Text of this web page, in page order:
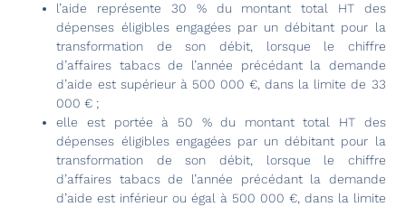
l’aide représente 30 % du montant total HT des
dépenses éligibles engagées par un débitant pour la
transformation de son débit, lorsque le chiffre
d’affaires tabacs de l’année précédant la demande
d’aide est supérieur à 500 000 €, dans la limite de 33
000 € ;
elle est portée à 50 % du montant total HT des
dépenses éligibles engagées par un débitant pour la
transformation de son débit, lorsque le chiffre
d’affaires tabacs de l’année précédant la demande
d’aide est inférieur ou égal à 500 000 €, dans la limite